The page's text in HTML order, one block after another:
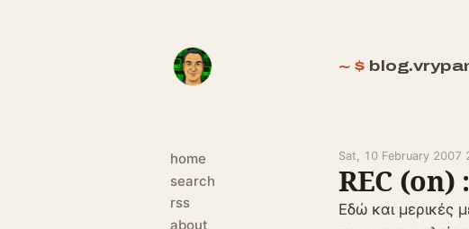
home
search
rss
about
Sat, 10 February 2007
REC (on)
Εδώ και μερικές